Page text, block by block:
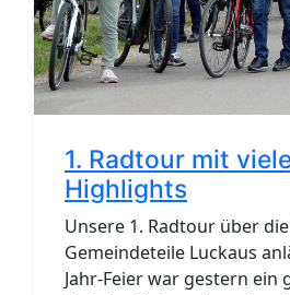
1. Radtour mit
Highlights
Unsere 1. Radtour über
Gemeindeteile Luckaus
Jahr-Feier war gestern